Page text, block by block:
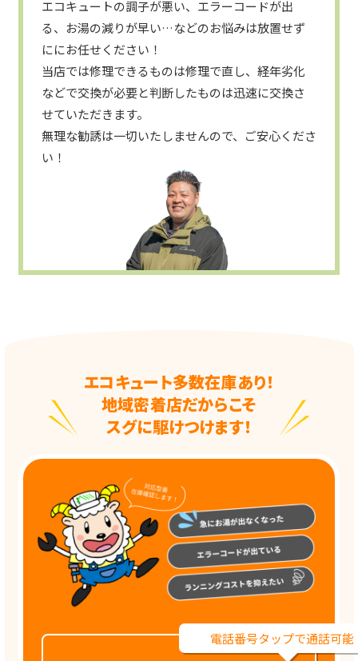
エコキュートの調子が悪い、エラーコードが出
る、お湯の減りが早い…などのお悩みは放置せず
ににお任せください！
当店では修理できるものは修理で直し、経年劣化
などで交換が必要と判断したものは迅速に交換さ
せていただきます。
無理な勧誘は一切いたしませんので、ご安心くださ
い！
エコキュート多数在庫あり！
地域密着店だからこそ
スグに駆けつけます！
電話番号タップで通話可能